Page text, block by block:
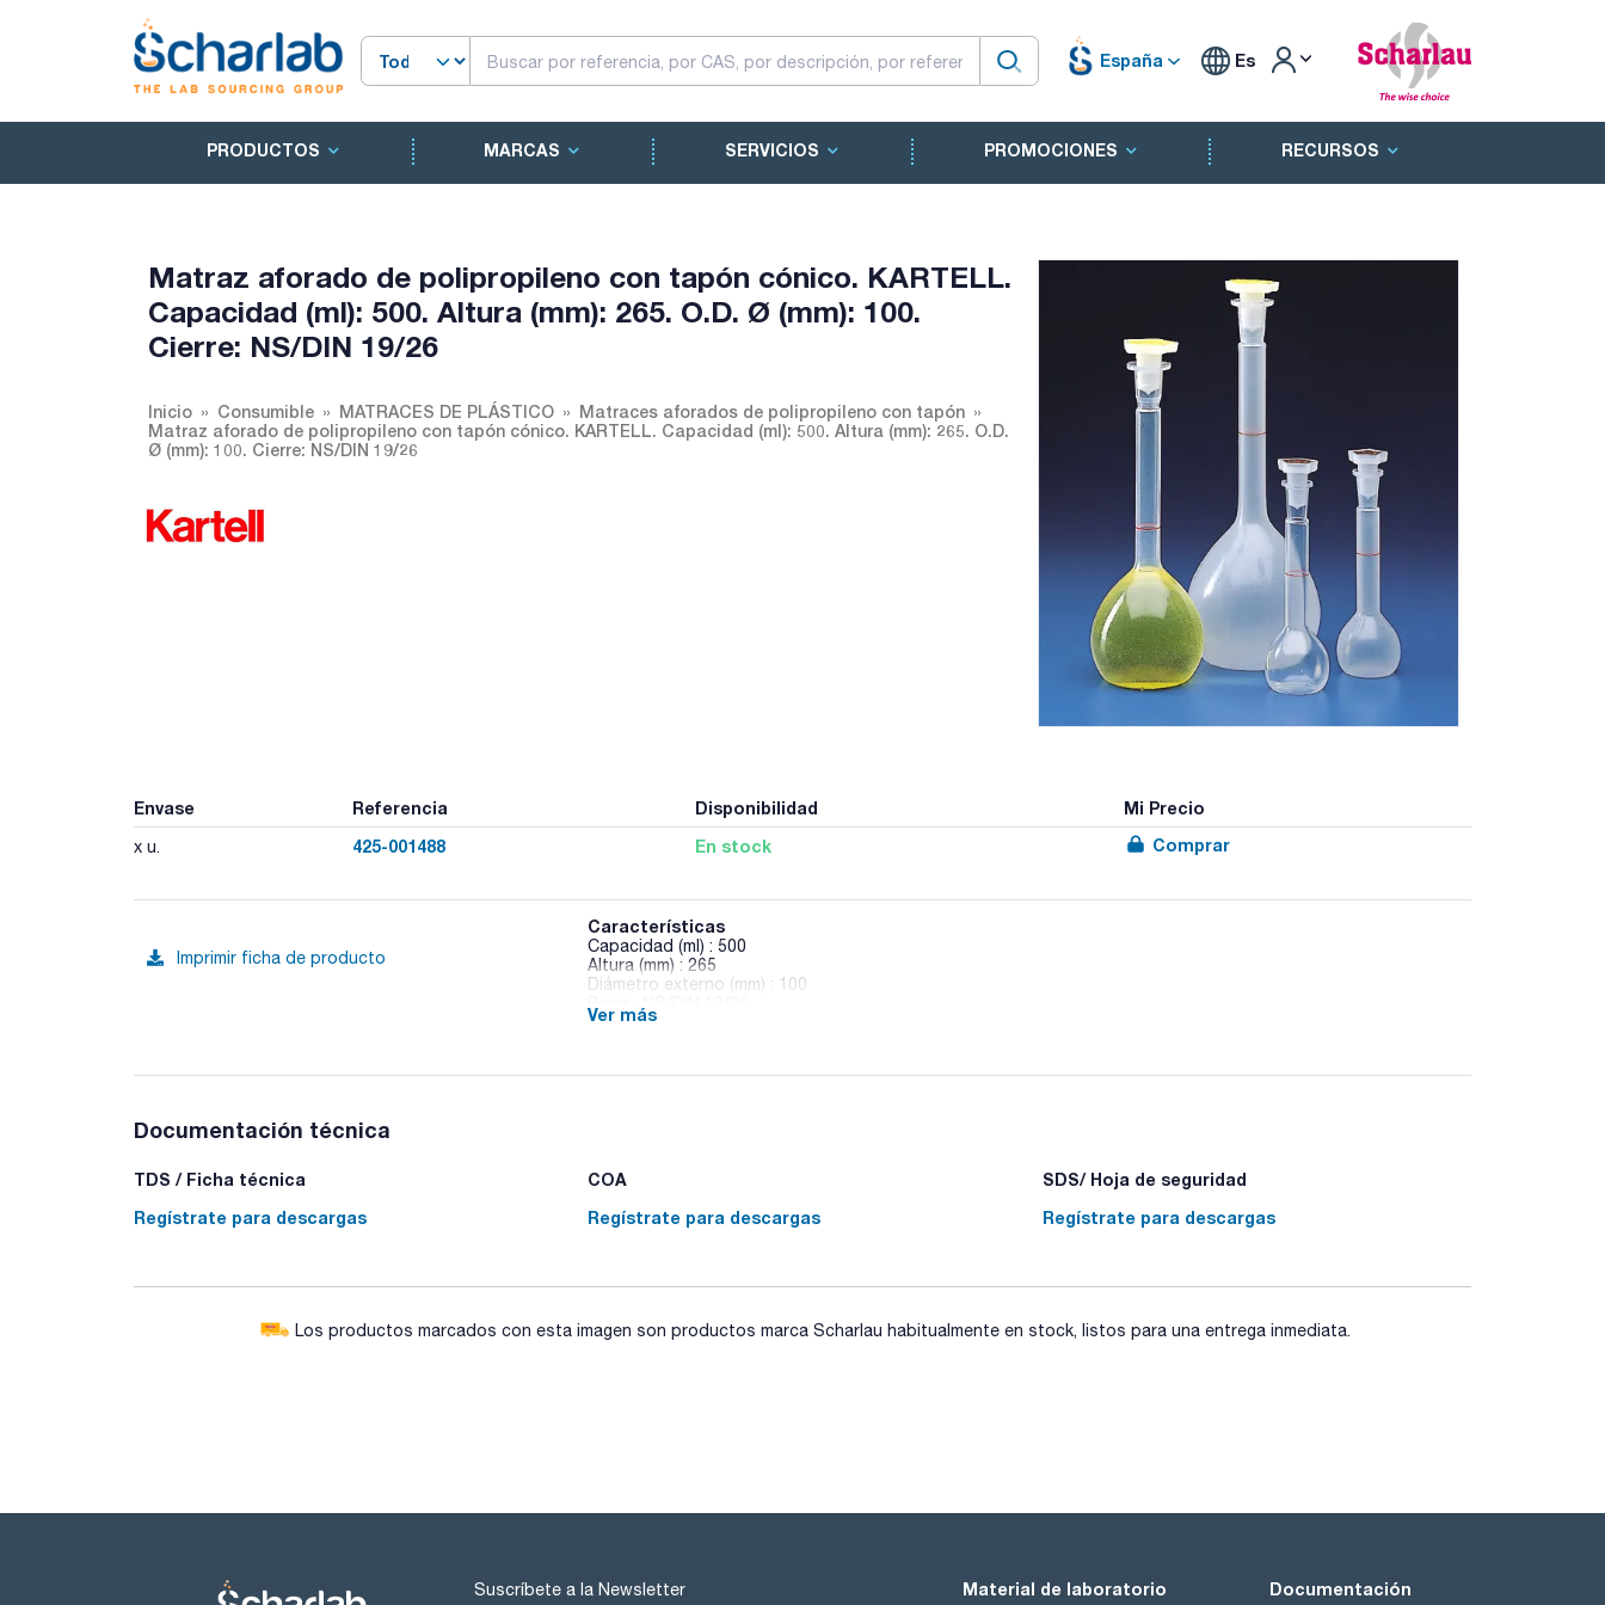
España Es
PRODUCTOS MARCAS SERVICIOS PROMOCIONES RECURSOS
Matraz aforado de polipropileno con tapón cónico. KARTELL.
Capacidad (ml): 500. Altura (mm): 265. O.D. Ø (mm): 100.
Cierre: NS/DIN 19/26
Inicio Consumible MATRACES DE PLÁSTICO
Matraces aforados de polipropileno con tapón
Matraz aforado de polipropileno con tapón cónico. KARTELL. Capacidad (ml): 500. Altura (mm): 265. O.D.
Ø (mm): 100. Cierre: NS/DIN 19/26
Envase Referencia Disponibilidad Mi Precio
x u. 425-001488 En stock Comprar
Imprimir ficha de producto
Características
Capacidad (ml) : 500
Altura (mm) : 265
Diámetro externo (mm) : 100
Pack (u.) : 1
a +20°C; moldeados en una sola pieza de polipropileno especialmente transparente, sobre todo en contacto
Ver más
Documentación técnica
TDS / Ficha técnica
Regístrate para descargas
COA
Regístrate para descargas
SDS/ Hoja de seguridad
Regístrate para descargas
Los productos marcados con esta imagen son productos marca Scharlau habitualmente en stock, listos para una entrega inmediata.
Suscríbete a la Newsletter Material de laboratorio Documentación